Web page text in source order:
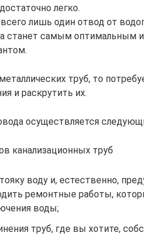
легко.
лишь один отвод от
станет самым оптимальным
труб, то
и раскрутить их.
осуществляется
канализационных труб
воду и, естественно,
ремонтные работы,
воды;
труб, где вы хотите,